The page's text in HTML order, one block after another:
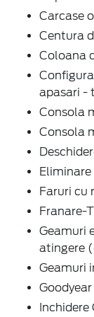
Carcase
Centura
Coloana
apasari -
Consola
Consola
Faruri cu
Franare-
Geamuri
atingere
Geamuri
Inchidere